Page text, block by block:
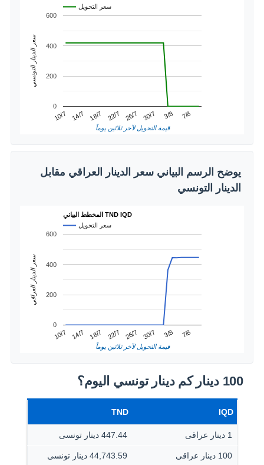
سعر التحويل
10/7 14/7 18/7 22/7 26/7 30/7 3/8 7/8
0
200
400
600
قيمة التحويل لآخر ثلاثين يوماً
سعر الدينار التونسي
يوضح الرسم البياني سعر الدينار العراقي مقابل
الدينار التونسي
المخطط البياني TND IQD
سعر التحويل
10/7 14/7 18/7 22/7 26/7 30/7 3/8 7/8
0
200
400
600
قيمة التحويل لآخر ثلاثين يوماً
سعر الدينار العراقي
100 دينار كم دينار تونسي اليوم؟
IQD
TND
1 دينار عراقى 447.44 دينار تونسى
100 دينار عراقى 44,743.59 دينار تونسى